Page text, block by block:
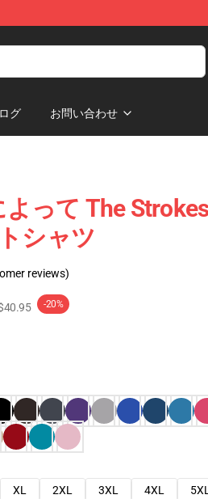
グ お問い合わせ
よって The
シャツ
reviews)
-20%
XL 2XL 3XL 4XL
5XL